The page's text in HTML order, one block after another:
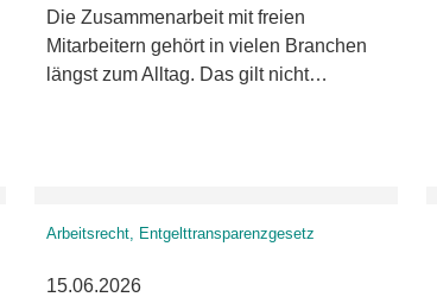
Die Zusammenarbeit mit freien
Mitarbeitern gehört in vielen Branchen
längst zum Alltag. Das gilt nicht…
Arbeitsrecht, Entgelttransparenzgesetz
15.06.2026